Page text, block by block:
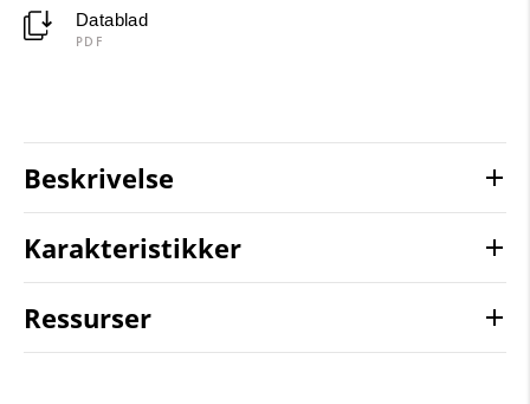
Datablad
PDF
Beskrivelse
Karakteristikker
Ressurser